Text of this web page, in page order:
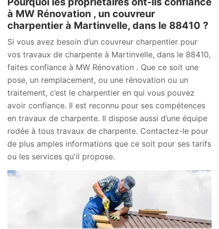
à MW Rénovation , un couvreur
charpentier à Martinvelle, dans le 88410 ?
Si vous avez besoin d’un couvreur charpentier pour
vos travaux de charpente à Martinvelle, dans le 88410,
faites confiance à MW Rénovation . Que ce soit une
pose, un remplacement, ou une rénovation ou un
traitement, c’est le charpentier en qui vous pouvez
avoir confiance. Il est reconnu pour ses compétences
en travaux de charpente. Il dispose aussi d’une équipe
rodée à tous travaux de charpente. Contactez-le pour
de plus amples informations que ce soit pour ses tarifs
ou les services qu'il propose.